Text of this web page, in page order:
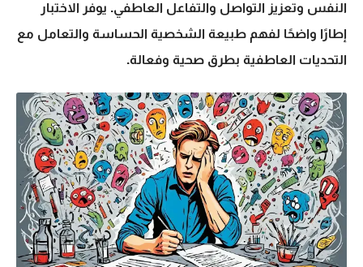
النفس وتعزيز التواصل والتفاعل العاطفي. يوفر الاختبار
إطارًا واضحًا لفهم طبيعة الشخصية الحساسة والتعامل مع
التحديات العاطفية بطرق صحية وفعالة.